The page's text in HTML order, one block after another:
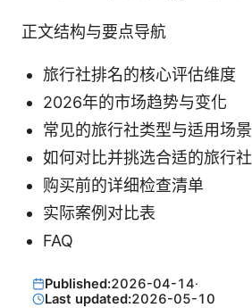
正文结构与要点导航
旅行社排名的核心评估维度
2026年的市场趋势与变化
常见的旅行社类型与适用场景
如何对比并挑选合适的旅行社
购买前的详细检查清单
实际案例对比表
FAQ
Published:2026-04-14·
Last updated:2026-05-10